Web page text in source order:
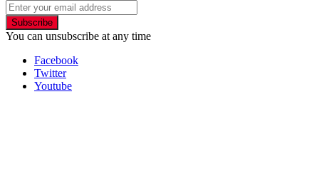
Subscribe
You can unsubscribe at any time
Facebook
Twitter
Youtube